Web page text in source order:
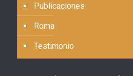
Publicaciones
Roma
Testimonio